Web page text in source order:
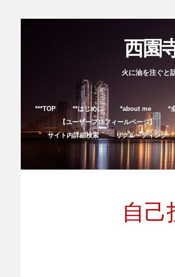
西園
火に油を注ぐと
***TOP **はじめに *about me *
【ユーザープロフィールページ】
サイト内詳細検索
リクルーティング
自